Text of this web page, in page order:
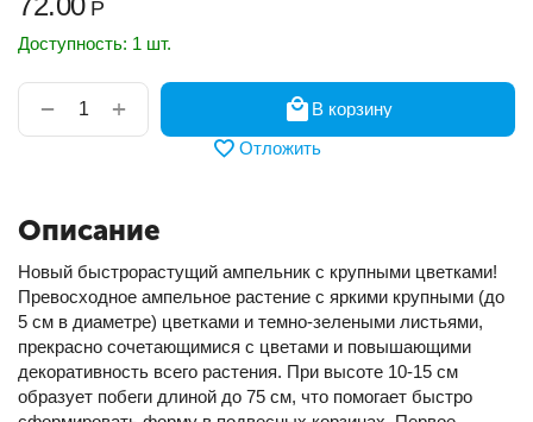
Р
Доступность: 1 шт.
+
−
В корзину
Отложить
Описание
Новый быстрорастущий ампельник с крупными цветками!
Превосходное ампельное растение с яркими крупными (до
5 см в диаметре) цветками и темно-зелеными листьями,
прекрасно сочетающимися с цветами и повышающими
декоративность всего растения. При высоте 10-15 см
образует побеги длиной до 75 см, что помогает быстро